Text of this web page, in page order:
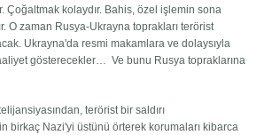
Çoğaltmak kolaydır. Bahis, özel işlemin sona
O zaman Rusya-Ukrayna toprakları terörist
Ukrayna'da resmi makamlara ve dolaysıyla
gösterecekler… Ve bunu Rusya topraklarına
terörist bir saldırı
birkaç Nazi'yi üstünü örterek korumaları kibarca